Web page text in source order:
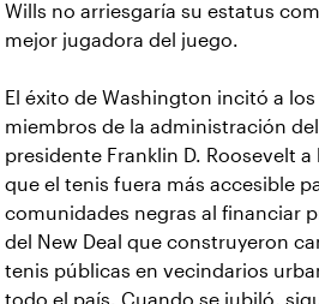
Wills no arriesgaría su estatus
mejor jugadora del juego.
El éxito de Washington incitó a los
miembros de la administración del
presidente Franklin D. Roosevelt a
que el tenis fuera más accesible
comunidades negras al financiar
del New Deal que construyeron
tenis públicas en vecindarios